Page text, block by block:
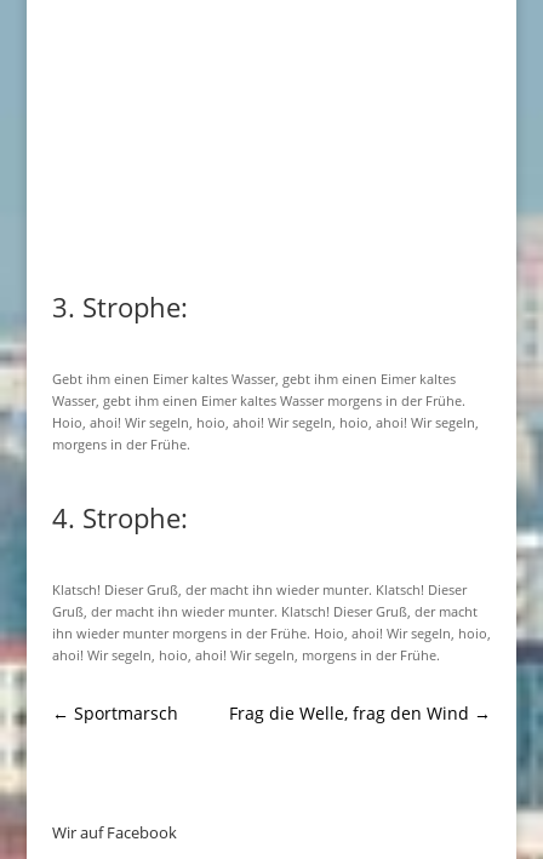
3. Strophe:
Gebt ihm einen Eimer kaltes Wasser, gebt ihm einen Eimer kaltes
Wasser, gebt ihm einen Eimer kaltes Wasser morgens in der Frühe.
Hoio, ahoi! Wir segeln, hoio, ahoi! Wir segeln, hoio, ahoi! Wir segeln,
morgens in der Frühe.
4. Strophe:
Klatsch! Dieser Gruß, der macht ihn wieder munter. Klatsch! Dieser
Gruß, der macht ihn wieder munter. Klatsch! Dieser Gruß, der macht
ihn wieder munter morgens in der Frühe. Hoio, ahoi! Wir segeln, hoio,
ahoi! Wir segeln, hoio, ahoi! Wir segeln, morgens in der Frühe.
← Sportmarsch Frag die Welle, frag den Wind →
Wir auf Facebook